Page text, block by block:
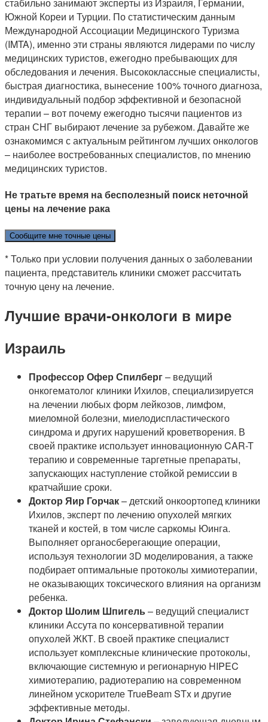
Южной Кореи и Турции. По статистическим данным
Международной Ассоциации Медицинского Туризма
(IMTA), именно эти страны являются лидерами по числу
медицинских туристов, ежегодно пребывающих для
обследования и лечения. Высококлассные специалисты,
быстрая диагностика, вынесение 100% точного диагноза,
индивидуальный подбор эффективной и безопасной
терапии – вот почему ежегодно тысячи пациентов из
стран СНГ выбирают лечение за рубежом. Давайте же
ознакомимся с актуальным рейтингом лучших онкологов
– наиболее востребованных специалистов, по мнению
медицинских туристов.
Не тратьте время на бесполезный поиск неточной
цены на лечение рака
Сообщите мне точные цены
* Только при условии получения данных о заболевании
пациента, представитель клиники сможет рассчитать
точную цену на лечение.
Лучшие врачи-онкологи в мире
Израиль
Профессор Офер Спилберг– ведущий
онкогематолог клиники Ихилов, специализируется
на лечении любых форм лейкозов, лимфом,
миеломной болезни, миелодиспластического
синдрома и других нарушений кроветворения. В
своей практике использует инновационную CAR-T
терапию и современные таргетные препараты,
запускающих наступление стойкой ремиссии в
кратчайшие сроки.
Доктор Яир Горчак– детский онкоортопед клиники
Ихилов, эксперт по лечению опухолей мягких
тканей и костей, в том числе саркомы Юинга.
Выполняет органосберегающие операции,
используя технологии 3D моделирования, а также
подбирает оптимальные протоколы химиотерапии,
не оказывающих токсического влияния на организм
ребенка.
Доктор Шолим Шпигель– ведущий специалист
клиники Ассута по консервативной терапии
опухолей ЖКТ. В своей практике специалист
использует комплексные клинические протоколы,
включающие системную и регионарную HIPEC
химиотерапию, радиотерапию на современном
линейном ускорителе TrueBeam STx и другие
эффективные методы.